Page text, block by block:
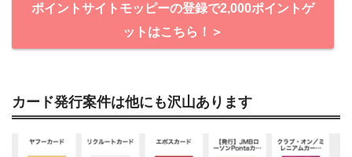
ポイントサイトモッピーの登録で2,000ポイントゲ
ットはこちら！＞
カード発行案件は他にも沢山あります